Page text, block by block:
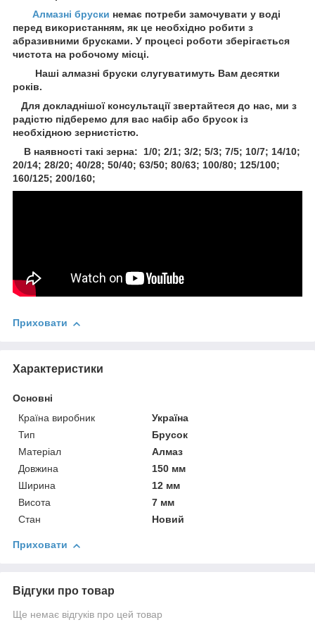
Алмазні бруски немає потреби замочувати у воді
перед використанням, як це необхідно робити з
абразивними брусками. У процесі роботи зберігається
чистота на робочому місці.
Наші алмазні бруски слугуватимуть Вам десятки
років.
Для докладнішої консультації звертайтеся до нас, ми з
радістю підберемо для вас набір або брусок із
необхідною зернистістю.
В наявності такі зерна: 1/0; 2/1; 3/2; 5/3; 7/5; 10/7; 14/10;
20/14; 28/20; 40/28; 50/40; 63/50; 80/63; 100/80; 125/100;
160/125; 200/160;
Приховати
Характеристики
Основні
Країна виробник
Україна
Тип
Брусок
Матеріал
Алмаз
Довжина
150 мм
Ширина
12 мм
Висота
7 мм
Стан
Новий
Приховати
Відгуки про товар
Ще немає відгуків про цей товар